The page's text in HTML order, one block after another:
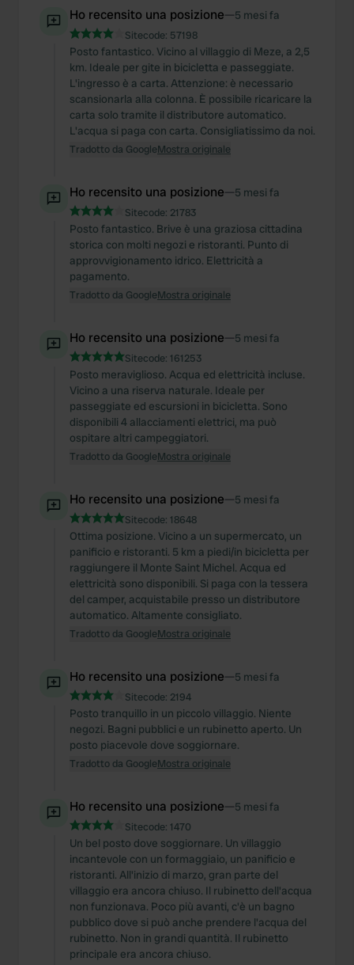
provided to them or that they’ve collected from your use
of their services.
Ho recensito una posizione—5 mesi fa
Sitecode: 57198
Posto fantastico. Vicino al villaggio di Meze, a 2,5
km. Ideale per gite in bicicletta e passeggiate.
L'ingresso è a carta. Attenzione: è necessario
scansionarla alla colonna. È possibile ricaricare la
carta solo tramite il distributore automatico.
L'acqua si paga con carta. Consigliatissimo da noi.
Tradotto da GoogleMostra originale
Ho recensito una posizione—5 mesi fa
Sitecode: 21783
Posto fantastico. Brive è una graziosa cittadina
storica con molti negozi e ristoranti. Punto di
approvvigionamento idrico. Elettricità a
pagamento.
Tradotto da GoogleMostra originale
Ho recensito una posizione—5 mesi fa
Sitecode: 161253
Posto meraviglioso. Acqua ed elettricità incluse.
Vicino a una riserva naturale. Ideale per
passeggiate ed escursioni in bicicletta. Sono
disponibili 4 allacciamenti elettrici, ma può
ospitare altri campeggiatori.
Tradotto da GoogleMostra originale
Ho recensito una posizione—5 mesi fa
Sitecode: 18648
Ottima posizione. Vicino a un supermercato, un
panificio e ristoranti. 5 km a piedi/in bicicletta per
raggiungere il Monte Saint Michel. Acqua ed
elettricità sono disponibili. Si paga con la tessera
del camper, acquistabile presso un distributore
automatico. Altamente consigliato.
Tradotto da GoogleMostra originale
Ho recensito una posizione—5 mesi fa
Sitecode: 2194
Posto tranquillo in un piccolo villaggio. Niente
negozi. Bagni pubblici e un rubinetto aperto. Un
posto piacevole dove soggiornare.
Tradotto da GoogleMostra originale
Ho recensito una posizione—5 mesi fa
Sitecode: 1470
Un bel posto dove soggiornare. Un villaggio
incantevole con un formaggiaio, un panificio e
ristoranti. All'inizio di marzo, gran parte del
villaggio era ancora chiuso. Il rubinetto dell'acqua
non funzionava. Poco più avanti, c'è un bagno
pubblico dove si può anche prendere l'acqua del
rubinetto. Non in grandi quantità. Il rubinetto
principale era ancora chiuso.